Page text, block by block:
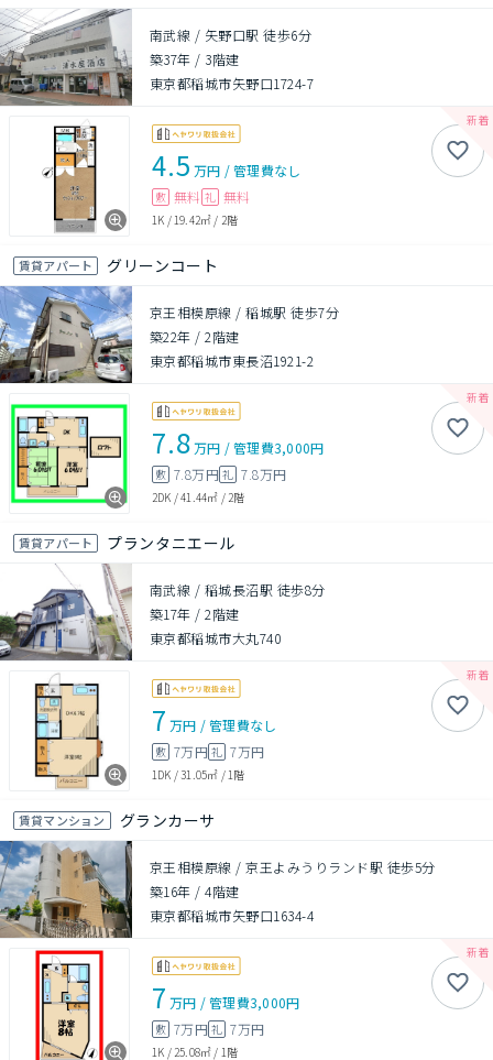
南武線 / 矢野口駅 徒歩6分
築37年 / 3階建
東京都稲城市矢野口1724-7
4.5 万円 /管理費なし
敷 無料 礼 無料
1K /19.42㎡ / 2階
賃貸アパート グリーンコート
京王相模原線 / 稲城駅 徒歩7分
築22年 /2階建
東京都稲城市東長沼1921-2
7.8万円 /管理費3,000円
敷 7.8万円礼 7.8万円
2DK /41.44㎡ /2階
賃貸アパート プランタニエール
南武線 / 稲城長沼駅 徒歩8分
築17年 /2階建
東京都稲城市大丸740
7 万円 /管理費なし
敷 7万円礼 7万円
1DK /31.05㎡ /1階
賃貸マンション グランカーサ
京王相模原線 / 京王よみうりランド駅 徒歩5分
築16年 /4階建
東京都稲城市矢野口1634-4
7 万円 /管理費3,000円
敷 7万円礼 7万円
1K /25.08㎡ / 1階